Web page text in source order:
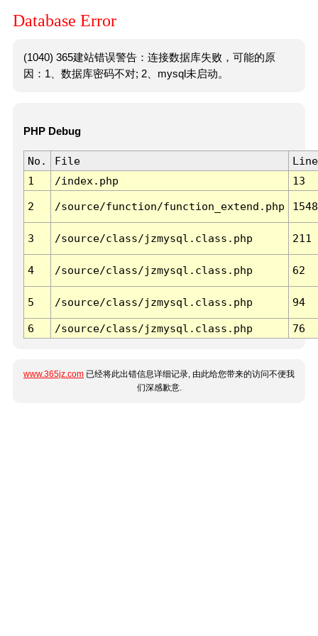
Database Error
(1040) 365建站错误警告：连接数据库失败，可能的原
因：1、数据库密码不对; 2、mysql未启动。
PHP Debug
No. File
Line
1
/index.php 13
2 /source/function/function_extend.php 1548
3 /source/class/jzmysql.class.php 211
4 /source/class/jzmysql.class.php 62
5 /source/class/jzmysql.class.php 94
6 /source/class/jzmysql.class.php 76
www.365jz.com 已经将此出错信息详细记录, 由此给您带来的访问不便我
们深感歉意.